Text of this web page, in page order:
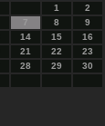
1
2
7 8
9
14 15
16
21 22
23
28 29
30